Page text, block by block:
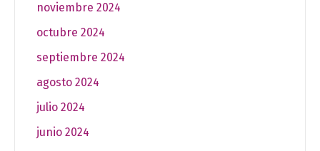
noviembre 2024
octubre 2024
septiembre 2024
agosto 2024
julio 2024
junio 2024